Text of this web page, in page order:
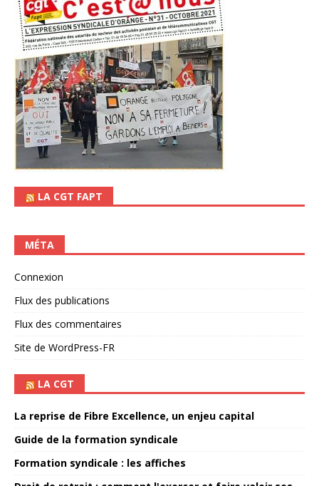
LA CGT FAPT
MÉTA
Connexion
Flux des publications
Flux des commentaires
Site de WordPress-FR
LA CGT
La reprise de Fibre Excellence, un enjeu capital
Guide de la formation syndicale
Formation syndicale : les affiches